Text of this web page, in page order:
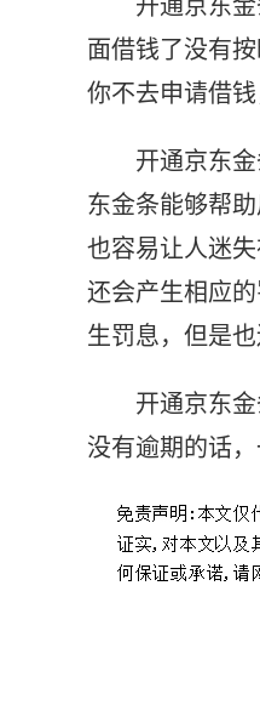
开通京东
面借钱了没有
你不去申请借
开通京东
东金条能够帮
也容易让人迷
还会产生相应
生罚息，但是
开通京东
没有逾期的话，